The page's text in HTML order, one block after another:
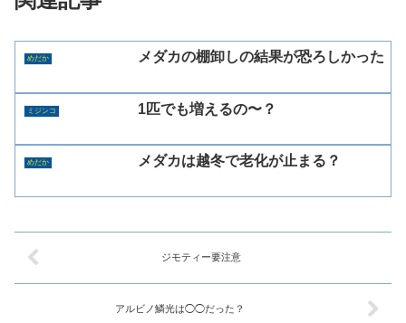
めだか メダカの棚卸しの結果が恐ろしかった
ミジンコ 1匹でも増えるの〜？
めだか メダカは越冬で老化が止まる？
ジモティー要注意
アルビノ鱗光は◯◯だった？